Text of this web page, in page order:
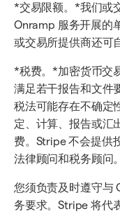
*交易限额。*我们或
Onramp 服务开展的
或交易所提供商还可
*税费。*加密货币交
满足若干报告和文件
税法可能存在不确定
定、计算、报告或汇
费。Stripe 不会提供
法律顾问和税务顾问。
您须负责及时遵守与
务要求。Stripe 将代